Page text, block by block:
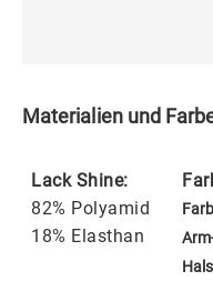
Materialien und
Lack Shine:
82% Polyamid
18% Elasthan